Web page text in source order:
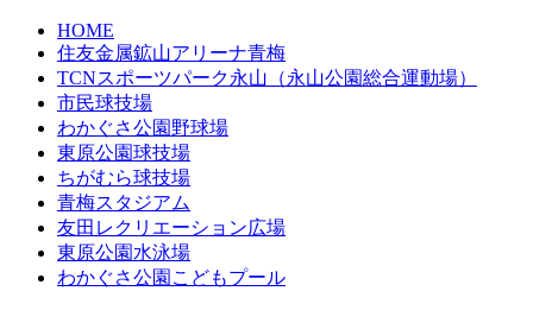
HOME
住友金属鉱山アリーナ青梅
TCNスポーツパーク永山（永山公園総合運動場）
市民球技場
わかぐさ公園野球場
東原公園球技場
ちがむら球技場
青梅スタジアム
友田レクリエーション広場
東原公園水泳場
わかぐさ公園こどもプール